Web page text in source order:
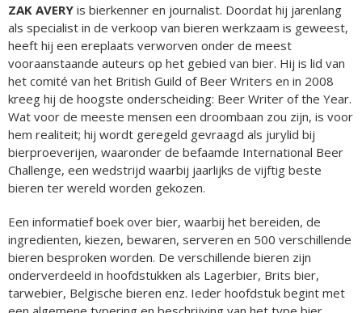
ZAK AVERY is bierkenner en journalist. Doordat hij jarenlang
als specialist in de verkoop van bieren werkzaam is geweest,
heeft hij een ereplaats verworven onder de meest
vooraanstaande auteurs op het gebied van bier. Hij is lid van
het comité van het British Guild of Beer Writers en in 2008
kreeg hij de hoogste onderscheiding: Beer Writer of the Year.
Wat voor de meeste mensen een droombaan zou zijn, is voor
hem realiteit; hij wordt geregeld gevraagd als jurylid bij
bierproeverijen, waaronder de befaamde International Beer
Challenge, een wedstrijd waarbij jaarlijks de vijftig beste
bieren ter wereld worden gekozen.
Een informatief boek over bier, waarbij het bereiden, de
ingredienten, kiezen, bewaren, serveren en 500 verschillende
bieren besproken worden. De verschillende bieren zijn
onderverdeeld in hoofdstukken als Lagerbier, Brits bier,
tarwebier, Belgische bieren enz. Ieder hoofdstuk begint met